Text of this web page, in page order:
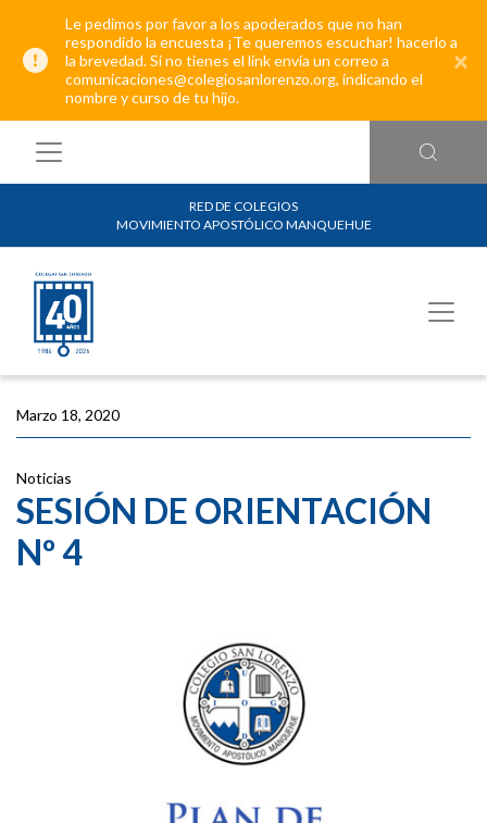
Le pedimos por favor a los apoderados que no han
respondido la encuesta ¡Te queremos escuchar! hacerlo a
la brevedad. Si no tienes el link envía un correo a
comunicaciones@colegiosanlorenzo.org, indicando el
nombre y curso de tu hijo.
×
RED DE COLEGIOS
MOVIMIENTO APOSTÓLICO MANQUEHUE
Marzo 18, 2020
Noticias
SESIÓN DE ORIENTACIÓN
Nº 4